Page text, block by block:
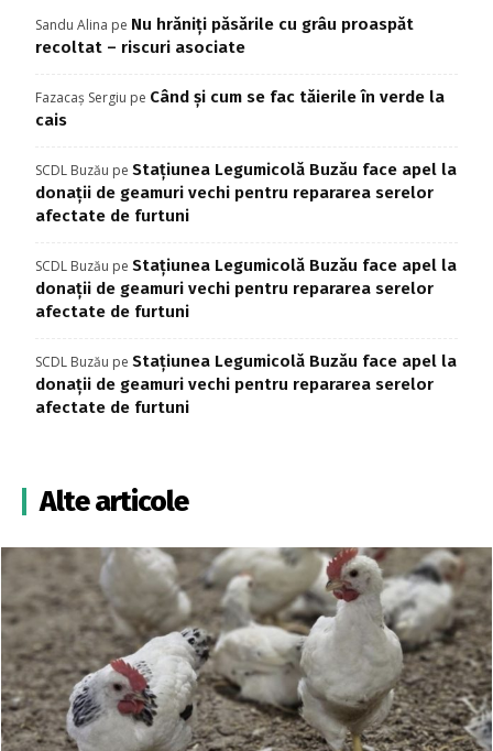
Sandu Alina pe Nu hrăniți păsările cu grâu proaspăt
recoltat – riscuri asociate
Fazacaș Sergiu pe Când și cum se fac tăierile în verde la
cais
SCDL Buzău pe Stațiunea Legumicolă Buzău face apel la
donații de geamuri vechi pentru repararea serelor
afectate de furtuni
SCDL Buzău pe Stațiunea Legumicolă Buzău face apel la
donații de geamuri vechi pentru repararea serelor
afectate de furtuni
SCDL Buzău pe Stațiunea Legumicolă Buzău face apel la
donații de geamuri vechi pentru repararea serelor
afectate de furtuni
Alte articole